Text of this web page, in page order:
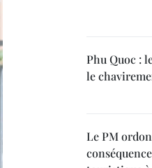
Phu Quoc :
le
Le PM